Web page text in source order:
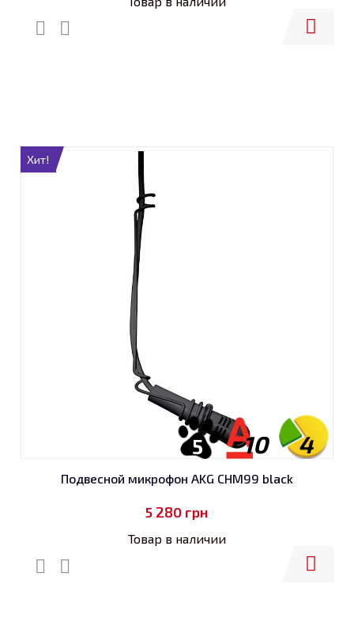
Хит!
4
10
5
Подвесной микрофон AKG CHM99 black
5 280 грн
Товар в наличии